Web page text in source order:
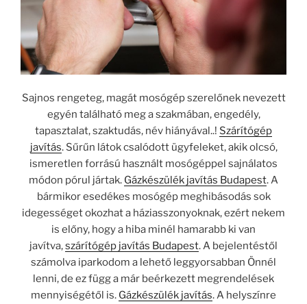
Sajnos rengeteg, magát mosógép szerelőnek nevezett
egyén található meg a szakmában, engedély,
tapasztalat, szaktudás, név hiányával..! Szárítógép
javítás. Sűrűn látok csalódott ügyfeleket, akik olcsó,
ismeretlen forrású használt mosógéppel sajnálatos
módon pórul jártak. Gázkészülék javítás Budapest. A
bármikor esedékes mosógép meghibásodás sok
idegességet okozhat a háziasszonyoknak, ezért nekem
is előny, hogy a hiba minél hamarabb ki van
javítva,szárítógép javítás Budapest. A bejelentéstől
számolva iparkodom a lehető leggyorsabban Önnél
lenni, de ez függ a már beérkezett megrendelések
mennyiségétől is. Gázkészülék javítás. A helyszínre